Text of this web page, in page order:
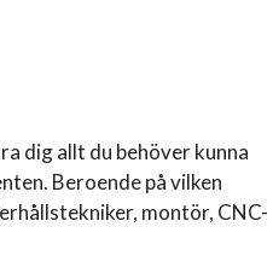
dig allt du behöver kunna
Beroende på vilken
montör, CNC-